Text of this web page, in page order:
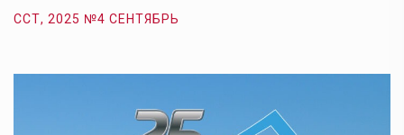
ССТ, 2025 №4 СЕНТЯБРЬ